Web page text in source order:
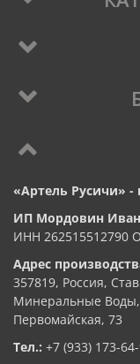
«Артель Русичи» -
ИП Мордовин
ИНН 262515512790
Адрес
357819, Россия,
Минеральные Воды,
Первомайская, 73
Тел.: +7 (933) 173-